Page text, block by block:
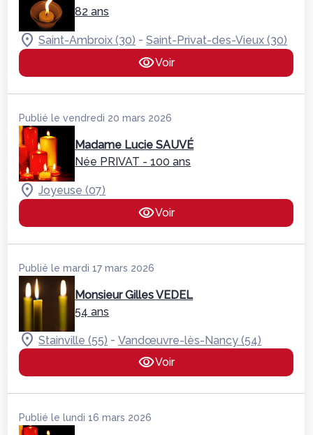
82 ans
Saint-Ambroix (30) -Saint-Privat-des-Vieux (30)
Voir
Publié le vendredi 20 mars 2026
Madame Lucie SAUVÉ
Née PRIVAT - 100 ans
Joyeuse (07)
Voir
Publié le mardi 17 mars 2026
Monsieur Gilles VEDEL
54 ans
Stainville (55) -Vandœuvre-lès-Nancy (54)
Voir
Publié le lundi 16 mars 2026